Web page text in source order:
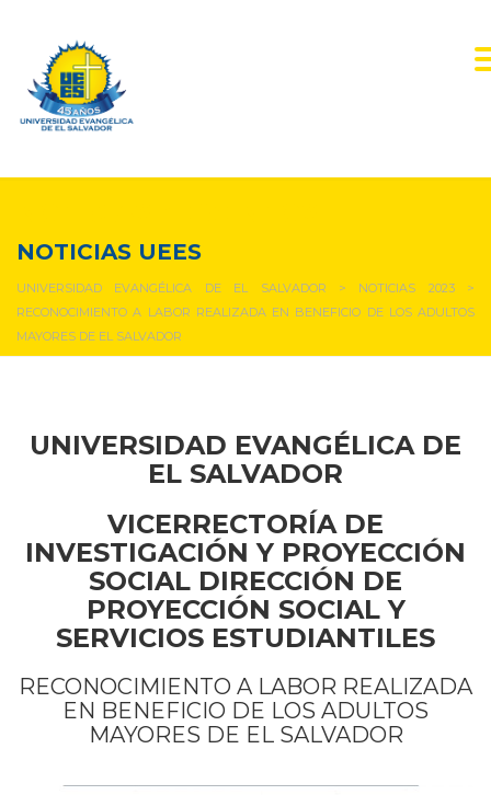
NOTICIAS UEES
UNIVERSIDAD EVANGÉLICA DE EL SALVADOR > NOTICIAS 2023>
RECONOCIMIENTO A LABOR REALIZADA EN BENEFICIO DE LOS ADULTOS
MAYORES DE EL SALVADOR
UNIVERSIDAD EVANGÉLICA DE
EL SALVADOR
VICERRECTORÍA DE
INVESTIGACIÓN Y PROYECCIÓN
SOCIAL DIRECCIÓN DE
PROYECCIÓN SOCIAL Y
SERVICIOS ESTUDIANTILES
RECONOCIMIENTO A LABOR REALIZADA
EN BENEFICIO DE LOS ADULTOS
MAYORES DE EL SALVADOR